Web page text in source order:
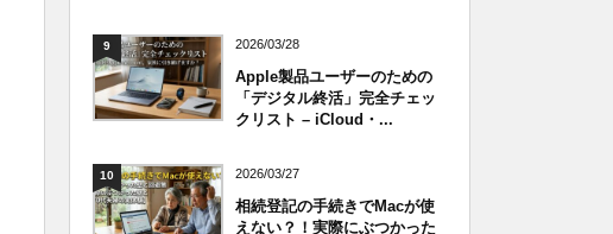
9 2026/03/28
Apple製品ユーザーのための
「デジタル終活」完全チェッ
クリスト – iCloud・...
10 2026/03/27
相続登記の手続きでMacが使
えない？！実際にぶつかった